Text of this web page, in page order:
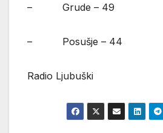
– Grude – 49
– Posušje – 44
Radio Ljubuški